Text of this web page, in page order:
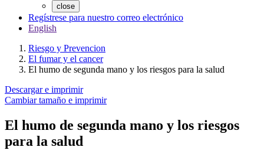
close
Regístrese para nuestro correo electrónico
English
Riesgo y Prevencion
El fumar y el cancer
El humo de segunda mano y los riesgos para la salud
Descargar e imprimir
Cambiar tamaño e imprimir
El humo de segunda mano y los riesgos
para la salud